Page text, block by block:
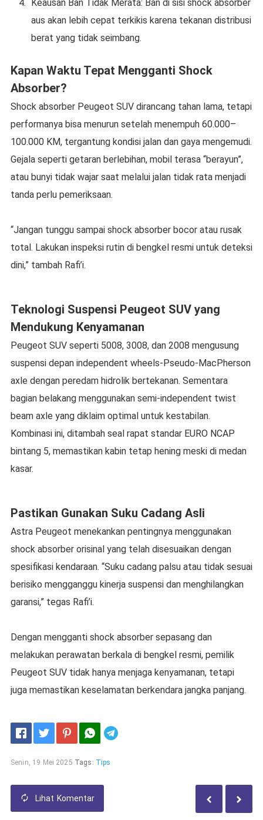
Keausan Ban Tidak Merata: Ban di sisi shock absorber
aus akan lebih cepat terkikis karena tekanan distribusi
berat yang tidak seimbang.
Kapan Waktu Tepat Mengganti Shock
Absorber?
Shock absorber Peugeot SUV dirancang tahan lama, tetapi
performanya bisa menurun setelah menempuh 60.000–
100.000 KM, tergantung kondisi jalan dan gaya mengemudi.
Gejala seperti getaran berlebihan, mobil terasa “berayun”,
atau bunyi tidak wajar saat melalui jalan tidak rata menjadi
tanda perlu pemeriksaan.
“Jangan tunggu sampai shock absorber bocor atau rusak
total. Lakukan inspeksi rutin di bengkel resmi untuk deteksi
dini,” tambah Rafi’i.
Teknologi Suspensi Peugeot SUV yang
Mendukung Kenyamanan
Peugeot SUV seperti 5008, 3008, dan 2008 mengusung
suspensi depan independent wheels-Pseudo-MacPherson
axle dengan peredam hidrolik bertekanan. Sementara
bagian belakang menggunakan semi-independent twist
beam axle yang diklaim optimal untuk kestabilan.
Kombinasi ini, ditambah seal rapat standar EURO NCAP
bintang 5, memastikan kabin tetap hening meski di medan
kasar.
Pastikan Gunakan Suku Cadang Asli
Astra Peugeot menekankan pentingnya menggunakan
shock absorber orisinal yang telah disesuaikan dengan
spesifikasi kendaraan. “Suku cadang palsu atau tidak sesuai
berisiko mengganggu kinerja suspensi dan menghilangkan
garansi,” tegas Rafi’i.
Dengan mengganti shock absorber sepasang dan
melakukan perawatan berkala di bengkel resmi, pemilik
Peugeot SUV tidak hanya menjaga kenyamanan, tetapi
juga memastikan keselamatan berkendara jangka panjang.
Senin, 19 Mei 2025 Tags: Tips
Lihat Komentar